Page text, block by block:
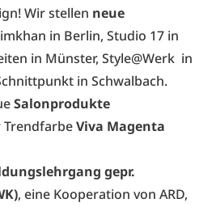
Wir stellen neue
in Berlin, Studio 17 in
in Münster, Style@Werk in
in Schwalbach.
Salonprodukte
TrendfarbeViva Magenta
gepr.
, eine Kooperation von ARD,